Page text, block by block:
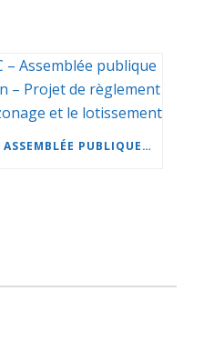
AVIS PUBLIC – ASSEMBLÉE PUBLIQUE DE CONSULTATION – PROJET DE RÈGLEMENT 501-38 SUR LE ZONAGE ET LE LOTISSEMENT